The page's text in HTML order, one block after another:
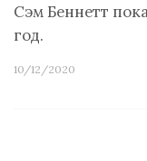
Сэм Беннетт
год.
10/12/2020